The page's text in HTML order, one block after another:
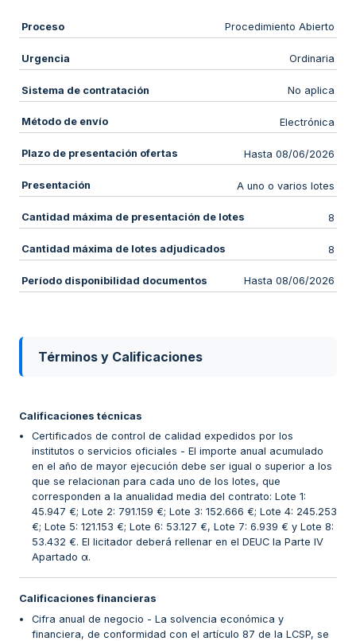
Proceso Procedimiento Abierto
Urgencia Ordinaria
Sistema de contratación No aplica
Método de envío Electrónica
Plazo de presentación ofertas Hasta 08/06/2026
Presentación A uno o varios lotes
Cantidad máxima de presentación de lotes 8
Cantidad máxima de lotes adjudicados 8
Período disponibilidad documentos Hasta 08/06/2026
Términos y Calificaciones
Calificaciones técnicas
Certificados de control de calidad expedidos por los
institutos o servicios oficiales - El importe anual acumulado
en el año de mayor ejecución debe ser igual o superior a los
que se relacionan para cada uno de los lotes, que
corresponden a la anualidad media del contrato: Lote 1:
45.947 €; Lote 2: 791.159 €; Lote 3: 152.666 €; Lote 4: 245.253
€; Lote 5: 121.153 €; Lote 6: 53.127 €, Lote 7: 6.939 € y Lote 8:
53.432 €. El licitador deberá rellenar en el DEUC la Parte IV
Apartado α.
Calificaciones financieras
Cifra anual de negocio - La solvencia económica y
financiera, de conformidad con el artículo 87 de la LCSP, se